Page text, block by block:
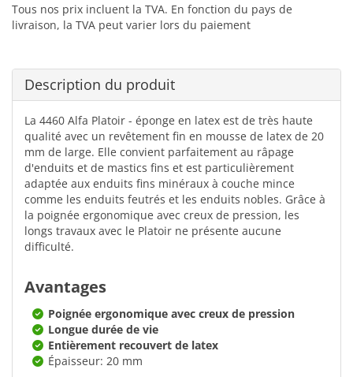
Tous nos prix incluent la TVA. En fonction du pays de
livraison, la TVA peut varier lors du paiement
Description du produit
La 4460 Alfa Platoir - éponge en latex est de très haute
qualité avec un revêtement fin en mousse de latex de 20
mm de large. Elle convient parfaitement au râpage
d'enduits et de mastics fins et est particulièrement
adaptée aux enduits fins minéraux à couche mince
comme les enduits feutrés et les enduits nobles. Grâce à
la poignée ergonomique avec creux de pression, les
longs travaux avec le Platoir ne présente aucune
difficulté.
Avantages
Poignée ergonomique avec creux de pression
Longue durée de vie
Entièrement recouvert de latex
Épaisseur: 20 mm